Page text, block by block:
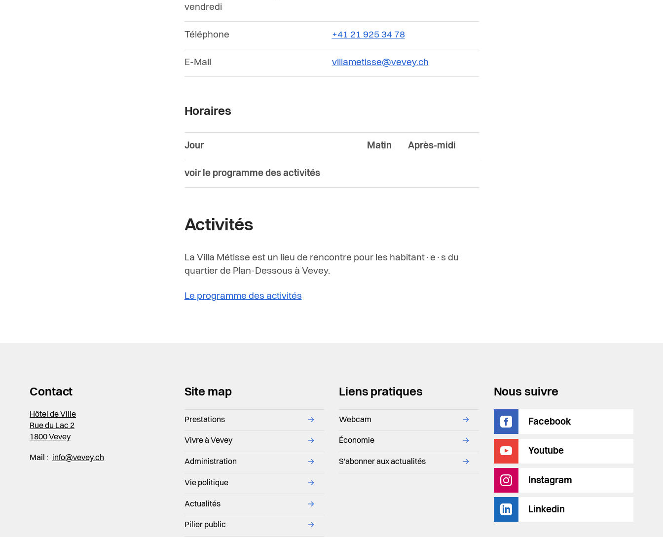
vendredi
Téléphone +41 21 925 34 78
E-Mail villametisse@vevey.ch
Horaires
Jour Matin Après-midi
voir le programme des activités
Activités
La Villa Métisse est un lieu de rencontre pour les habitant·e·s du
quartier de Plan-Dessous à Vevey.
Le programme des activités
Contact
Hôtel de Ville
Rue du Lac 2
1800 Vevey
Mail : info@vevey.ch
Site map
Prestations →
Vivre à Vevey →
Administration →
Vie politique →
Actualités →
Pilier public →
Liens pratiques
Webcam →
Économie →
S'abonner aux actualités →
Nous suivre
Facebook
Youtube
Instagram
Linkedin